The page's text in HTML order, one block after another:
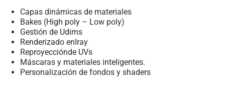
Capas dinámicas de materiales
Bakes (High poly – Low poly)
Gestión de Udims
Renderizado enIray
Reproyecciónde UVs
Máscaras y materiales inteligentes.
Personalización de fondos y shaders